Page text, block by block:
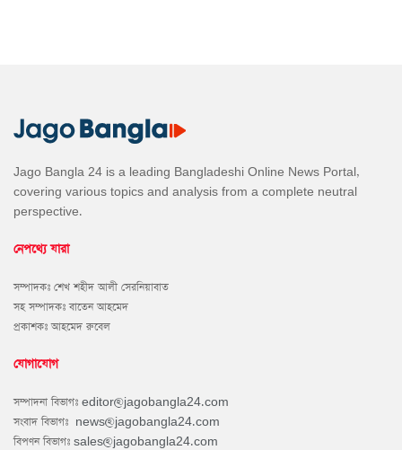
Jago Bangla 24 is a leading Bangladeshi Online News Portal,
covering various topics and analysis from a complete neutral
perspective.
নেপথ্যে যারা
সম্পাদকঃ শেখ শহীদ আলী সেরনিয়াবাত
সহ সম্পাদকঃ বাতেন আহমেদ
প্রকাশকঃ আহমেদ রুবেল
যোগাযোগ
সম্পাদনা বিভাগঃ editor@jagobangla24.com
সংবাদ বিভাগঃ news@jagobangla24.com
বিপণন বিভাগঃ sales@jagobangla24.com